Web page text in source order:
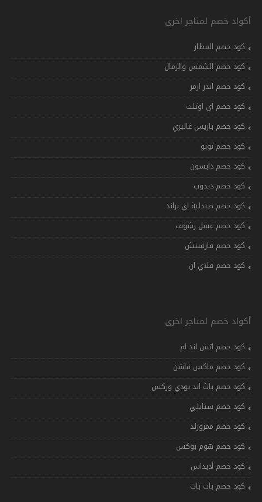
أكواد خصم لمتاجر اخرى
كود خصم المطار
كود خصم الشمس والرمال
كود خصم اندر ارمر
كود خصم اي اوتلت
كود خصم باريس غاليري
كود خصم تويو
كود خصم دايسون
كود خصم دبدوب
كود خصم صيدلية اي براند
كود خصم عسل رشوف
كود خصم فارفيتش
كود خصم فلاي ان
أكواد خصم لمتاجر اخرى
كود خصم اتش اند ام
كود خصم ماكس فاشن
كود خصم باث اند بودي وركس
كود خصم ستايلي
كود خصم ممزورلد
كود خصم هوم بوكس
كود خصم أديداس
كود خصم بات بات